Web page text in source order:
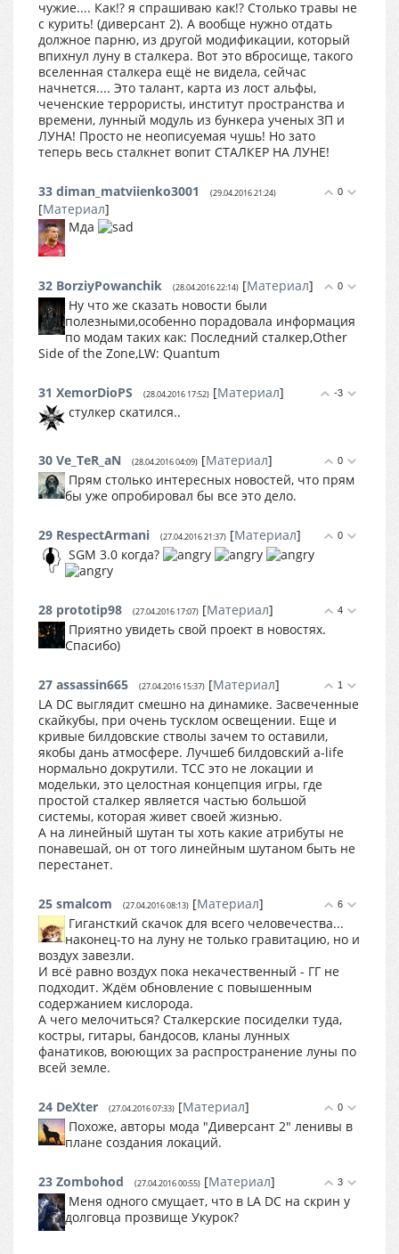
чужие.... Как!? я спрашиваю как!? Столько травы не
с курить! (диверсант 2). А вообще нужно отдать
должное парню, из другой модификации, который
впихнул луну в сталкера. Вот это вбросище, такого
вселенная сталкера ещё не видела, сейчас
начнется.... Это талант, карта из лост альфы,
чеченские террористы, институт пространства и
времени, лунный модуль из бункера ученых ЗП и
ЛУНА! Просто не неописуемая чушь! Но зато
теперь весь сталкнет вопит СТАЛКЕР НА ЛУНЕ!
0
33 diman_matviienko3001 (29.04.2016 21:24)
[Материал]
Мда
0
32 BorziyPowanchik (28.04.2016 22:14) [Материал]
Ну что же сказать новости были
полезными,особенно порадовала информация
по модам таких как: Последний сталкер,Other
Side of the Zone,LW: Quantum
-3
31 XemorDioPS (28.04.2016 17:52) [Материал]
стулкер скатился..
0
30 Ve_TeR_aN (28.04.2016 04:09) [Материал]
Прям столько интересных новостей, что прям
бы уже опробировал бы все это дело.
0
29 RespectArmani (27.04.2016 21:37) [Материал]
SGM 3.0 когда?
4
28 prototip98 (27.04.2016 17:07) [Материал]
Приятно увидеть свой проект в новостях.
Спасибо)
1
27 assassin665 (27.04.2016 15:37) [Материал]
LA DC выглядит смешно на динамике. Засвеченные
скайкубы, при очень тусклом освещении. Еще и
кривые билдовские стволы зачем то оставили,
якобы дань атмосфере. Лучшеб билдовский a-life
нормально докрутили. ТСС это не локации и
модельки, это целостная концепция игры, где
простой сталкер является частью большой
системы, которая живет своей жизнью.
А на линейный шутан ты хоть какие атрибуты не
понавешай, он от того линейным шутаном быть не
перестанет.
6
25 smalcom (27.04.2016 08:13) [Материал]
Гигансткий скачок для всего человечества...
наконец-то на луну не только гравитацию, но и
воздух завезли.
И всё равно воздух пока некачественный - ГГ не
подходит. Ждём обновление с повышенным
содержанием кислорода.
А чего мелочиться? Сталкерские посиделки туда,
костры, гитары, бандосов, кланы лунных
фанатиков, воюющих за распространение луны по
всей земле.
0
24 DеXter (27.04.2016 07:33) [Материал]
Похоже, авторы мода "Диверсант 2" ленивы в
плане создания локаций.
3
23 Zombohod (27.04.2016 00:55) [Материал]
Меня одного смущает, что в LA DC на скрин у
долговца прозвище Укурок?